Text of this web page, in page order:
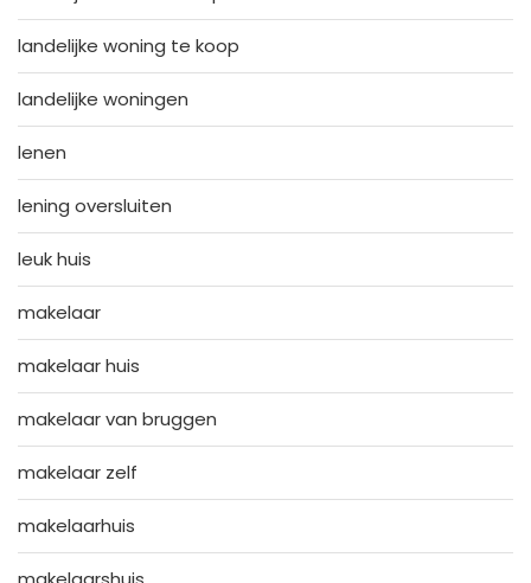
landelijke woning te koop
landelijke woningen
lenen
lening oversluiten
leuk huis
makelaar
makelaar huis
makelaar van bruggen
makelaar zelf
makelaarhuis